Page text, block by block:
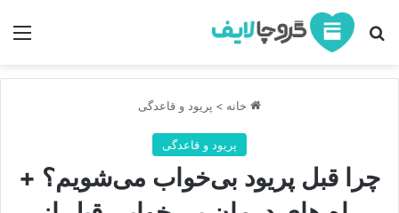
جستجو برای
خانه > پریود و قاعدگی
پریود و قاعدگی
چرا قبل پریود بی‌خواب می‌شویم؟ +